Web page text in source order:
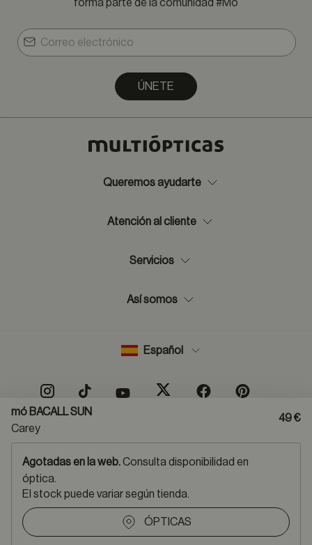
mó BACALL SUN
Carey
49 €
Agotadas en la web.Consulta disponibilidad en
óptica.
El stock puede variar según tienda.
ÓPTICAS
forma parte de la comunidad #Mó
ÚNETE
Queremos ayudarte
Atención al cliente
Servicios
Así somos
Español
Mapa del sitio
Aviso legal
Política protección de datos
Normas de uso de RSS
Declaración de accesibilidad
Métodos de pago: